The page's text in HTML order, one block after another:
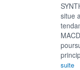
situe
suite